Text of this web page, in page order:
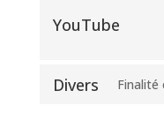
YouTube
Divers
Finalité